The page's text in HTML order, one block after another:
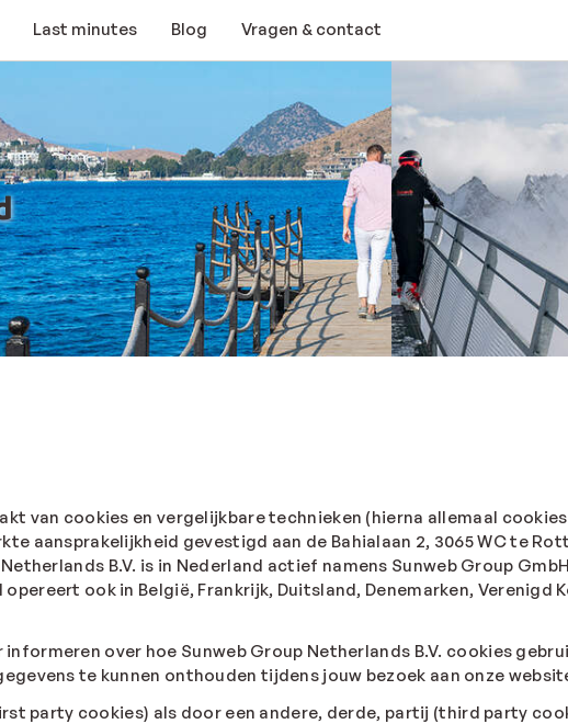
Last minutes Blog Vragen & contact
van cookies en vergelijkbare technieken (hierna allemaal
aansprakelijkheid gevestigd aan de Bahialaan 2, 3065 WC te
B.V. is in Nederland actief namens Sunweb Group
ook in België, Frankrijk, Duitsland, Denemarken, Verenigd
over hoe Sunweb Group Netherlands B.V. cookies
te kunnen onthouden tijdens jouw bezoek aan onze
party cookies) als door een andere, derde, partij (third party